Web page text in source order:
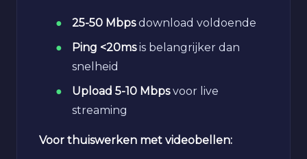
25-50 Mbpsdownload voldoende
Ping <20msis belangrijker dan
snelheid
Upload 5-10 Mbpsvoor live
streaming
Voor thuiswerken met videobellen: